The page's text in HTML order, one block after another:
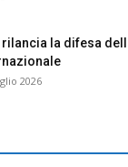
rilancia la difesa
2026